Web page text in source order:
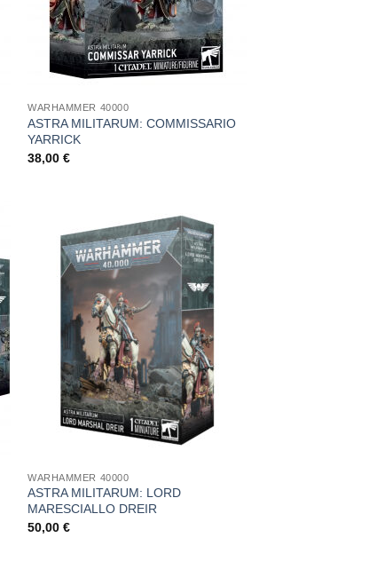
WARHAMMER 40000
ASTRA MILITARUM: COMMISSARIO
YARRICK
38,00€
Aggiungi
alla lista
dei
desideri
WARHAMMER 40000
ASTRA MILITARUM: LORD
MARESCIALLO DREIR
50,00€